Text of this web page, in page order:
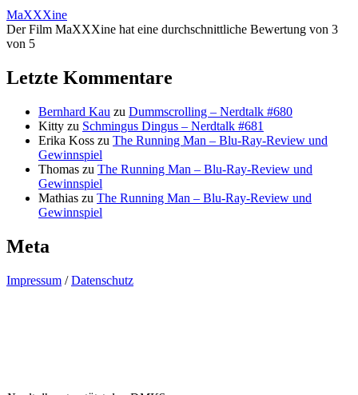
MaXXXine
Der Film MaXXXine hat eine durchschnittliche Bewertung von 3
von 5
Letzte Kommentare
Bernhard Kau zu Dummscrolling – Nerdtalk #680
Kitty zu Schmingus Dingus – Nerdtalk #681
Erika Koss zu The Running Man – Blu-Ray-Review und
Gewinnspiel
Thomas zu The Running Man – Blu-Ray-Review und
Gewinnspiel
Mathias zu The Running Man – Blu-Ray-Review und
Gewinnspiel
Meta
Impressum /Datenschutz